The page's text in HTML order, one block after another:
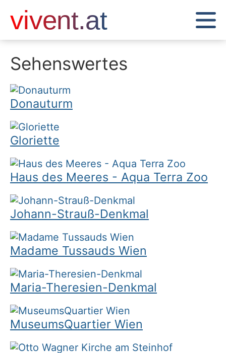
Sehenswertes
Donauturm
Gloriette
Haus des Meeres - Aqua Terra Zoo
Johann-Strauß-Denkmal
Madame Tussauds Wien
Maria-Theresien-Denkmal
MuseumsQuartier Wien